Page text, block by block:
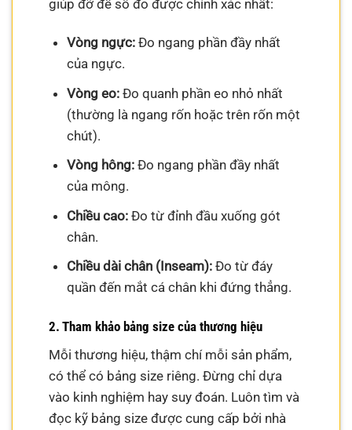
giúp đỡ để số đo được chính xác nhất:
Vòng ngực:Đo ngang phần đầy nhất
của ngực.
Vòng eo:Đo quanh phần eo nhỏ nhất
(thường là ngang rốn hoặc trên rốn một
chút).
Vòng hông:Đo ngang phần đầy nhất
của mông.
Chiều cao:Đo từ đỉnh đầu xuống gót
chân.
Chiều dài chân (Inseam):Đo từ đáy
quần đến mắt cá chân khi đứng thẳng.
2. Tham khảo bảng size của thương hiệu
Mỗi thương hiệu, thậm chí mỗi sản phẩm,
có thể có bảng size riêng. Đừng chỉ dựa
vào kinh nghiệm hay suy đoán. Luôn tìm và
đọc kỹ bảng size được cung cấp bởi nhà